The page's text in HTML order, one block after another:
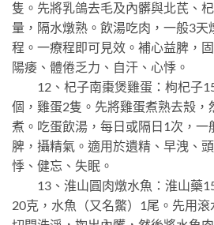
隻。先將乳鴿去毛及內髒與北芪、
量，隔水燉熟。飲湯吃肉，一般3
程。一療程即可見效。補心益脾，
陽痿、體倦乏力、自汗、心悸。
12、杞子南棗煲雞蛋：枸杞子
個，雞蛋2隻。先將雞蛋煮熟去殼，
煮。吃蛋飲湯，每日或隔日1次，一
脾，攝精氣。適用於遺精、早洩、
悸、健忘、失眠。
13、淮山圓肉燉水魚：淮山藥
20克，水魚（又名鱉）1尾。先用